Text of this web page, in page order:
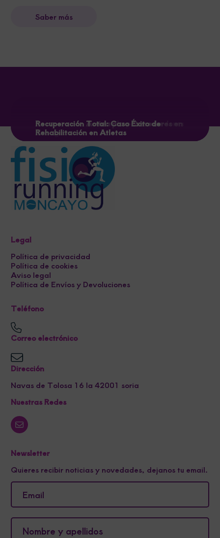
Saber más
Recuperación avanzada para corredores
en el Moncayo
Recuperación Activa para Corredores en
Zaragoza
Recuperación Total: Caso Éxito de
Rehabilitación en Atletas
Legal
Política de privacidad
Política de cookies
Aviso legal
Política de Envíos y Devoluciones
Teléfono
Correo electrónico
Dirección
Navas de Tolosa 16 la 42001 soria
Nuestras Redes
Newsletter
Quieres recibir noticias y novedades, dejanos tu email.